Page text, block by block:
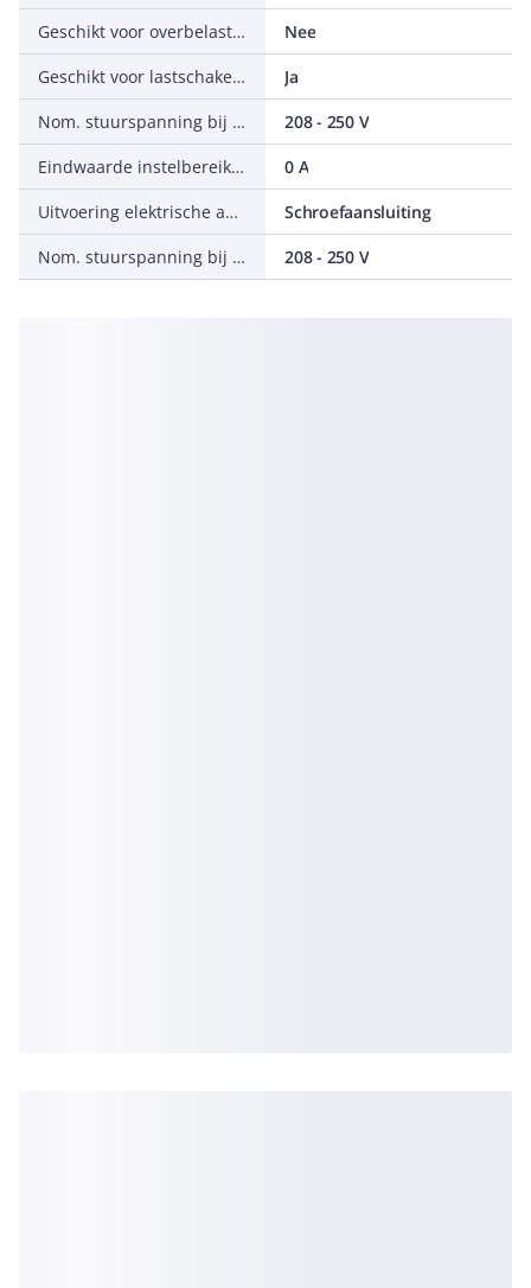
Geschikt voor overbelastingsrelais
Nee
Geschikt voor lastschakelaar
Ja
Nom. stuurspanning bij AC 50 Hz
208 - 250 V
Eindwaarde instelbereik onvertraagde kortsluitactivering
0 A
Uitvoering elektrische aansluiting
Schroefaansluiting
Nom. stuurspanning bij DC
208 - 250 V